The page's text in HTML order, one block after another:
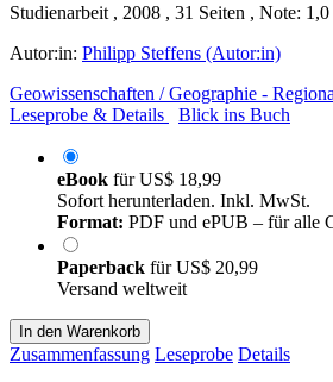
Studienarbeit , 2008 , 31 Seiten , Note: 1,0
Autor:in: Philipp Steffens (Autor:in)
Geowissenschaften / Geographie -
Leseprobe & Details
Blick ins Buch
eBook fürUS$ 18,99
Sofort herunterladen. Inkl. MwSt.
Format: PDF und ePUB – für alle
Paperback fürUS$ 20,99
Versand weltweit
In den Warenkorb
Zusammenfassung Leseprobe Details